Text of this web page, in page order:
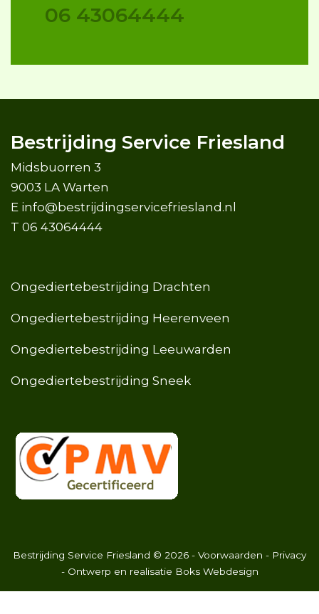
06 43064444
Bestrijding Service Friesland
Midsbuorren 3
9003 LA Warten
E info@bestrijdingservicefriesland.nl
T 06 43064444
Ongediertebestrijding Drachten
Ongediertebestrijding Heerenveen
Ongediertebestrijding Leeuwarden
Ongediertebestrijding Sneek
Bestrijding Service Friesland © 2026 - Voorwaarden - Privacy
- Ontwerp en realisatie Boks Webdesign